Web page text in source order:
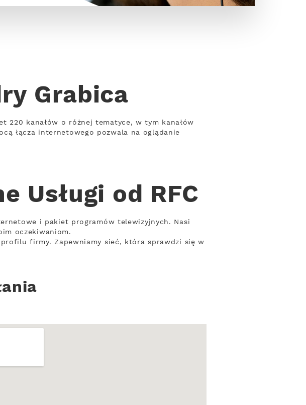
Grabica
220 kanałów o różnej tematyce, w tym kanałów
łącza internetowego pozwala na oglądanie
Usługi od RFC
i pakiet programów telewizyjnych. Nasi
oczekiwaniom.
firmy. Zapewniamy sieć, która sprawdzi się w